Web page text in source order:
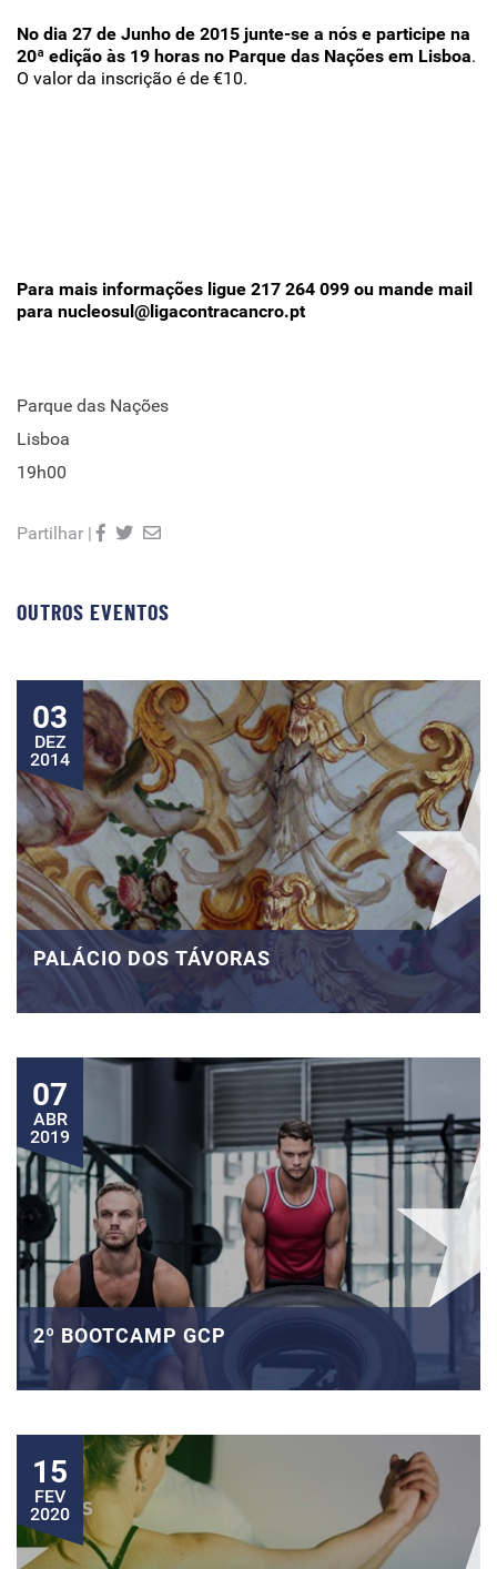
No dia 27 de Junho de 2015 junte-se a nós e participe na
20ª edição às 19 horas no Parque das Nações em Lisboa.
O valor da inscrição é de €10.
Para mais informações ligue 217 264 099 ou mande mail
para nucleosul@ligacontracancro.pt
Parque das Nações
Lisboa
19h00
Partilhar |
OUTROS EVENTOS
03
DEZ
2014
PALÁCIO DOS TÁVORAS
07
ABR
2019
2º BOOTCAMP GCP
15
FEV
2020